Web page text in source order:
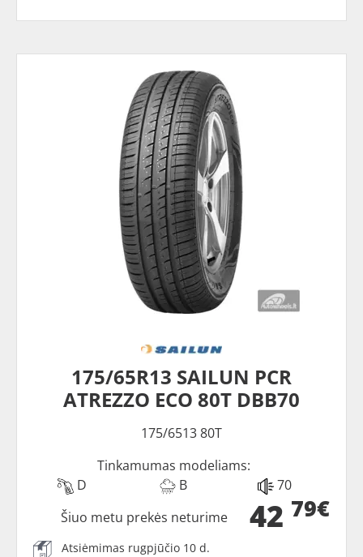
175/65R13 SAILUN PCR
ATREZZO ECO 80T DBB70
175/6513 80T
Tinkamumas modeliams:
D
B 70
42 79€
Šiuo metu prekės neturime
Atsiėmimas rugpjūčio 10 d.